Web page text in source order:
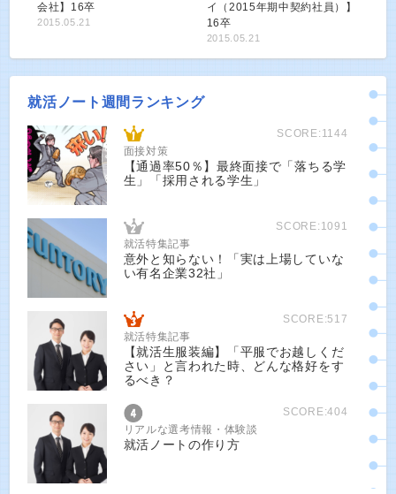
会社】16卒
2015.05.21
イ（2015年期中契約社員）】
16卒
2015.05.21
就活ノート週間ランキング
SCORE:1144
面接対策
【通過率50％】最終面接で「落ちる学
生」「採用される学生」
SCORE:1091
就活特集記事
意外と知らない！「実は上場していな
い有名企業32社」
SCORE:517
就活特集記事
【就活生服装編】「平服でお越しくだ
さい」と言われた時、どんな格好をす
るべき？
SCORE:404
リアルな選考情報・体験談
就活ノートの作り方